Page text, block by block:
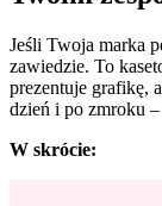
Jeśli Twoja marka
zawiedzie. To
prezentuje grafikę,
dzień i po zmroku
W skrócie: